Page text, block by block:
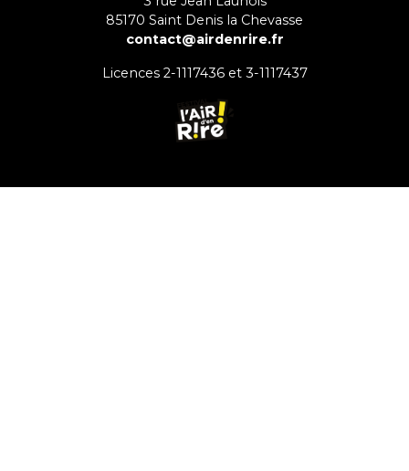
85170 Saint Denis la Chevasse
contact@airdenrire.fr
Licences 2-1117436 et 3-1117437